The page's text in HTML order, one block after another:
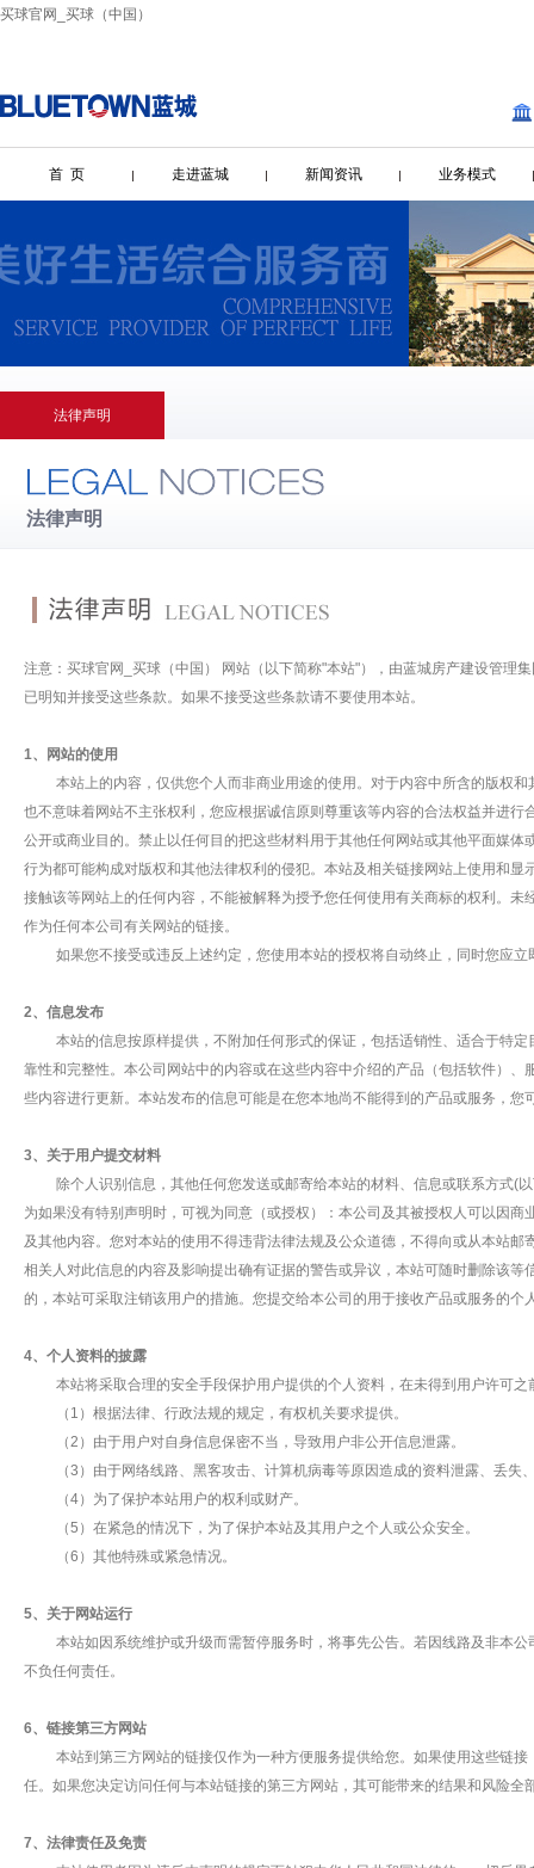
买球官网_买球（中国）
首 页 走进蓝城 新闻资讯 业务模式
法律声明
法律声明
注意：买球官网_买球（中国） 网站（以下简称"本站"），由蓝城房产建设管理
已明知并接受这些条款。如果不接受这些条款请不要使用本站。
1、网站的使用
本站上的内容，仅供您个人而非商业用途的使用。对于内容中所含的版权和
也不意味着网站不主张权利，您应根据诚信原则尊重该等内容的合法权益并进
公开或商业目的。禁止以任何目的把这些材料用于其他任何网站或其他平面媒
行为都可能构成对版权和其他法律权利的侵犯。本站及相关链接网站上使用和
接触该等网站上的任何内容，不能被解释为授予您任何使用有关商标的权利。
作为任何本公司有关网站的链接。
如果您不接受或违反上述约定，您使用本站的授权将自动终止，同时您应立
2、信息发布
本站的信息按原样提供，不附加任何形式的保证，包括适销性、适合于特定
靠性和完整性。本公司网站中的内容或在这些内容中介绍的产品（包括软件）
些内容进行更新。本站发布的信息可能是在您本地尚不能得到的产品或服务，您
3、关于用户提交材料
除个人识别信息，其他任何您发送或邮寄给本站的材料、信息或联系方式(以
为如果没有特别声明时，可视为同意（或授权）：本公司及其被授权人可以因
及其他内容。您对本站的使用不得违背法律法规及公众道德，不得向或从本站
相关人对此信息的内容及影响提出确有证据的警告或异议，本站可随时删除该
的，本站可采取注销该用户的措施。您提交给本公司的用于接收产品或服务的
4、个人资料的披露
本站将采取合理的安全手段保护用户提供的个人资料，在未得到用户许可之
（1）根据法律、行政法规的规定，有权机关要求提供。
（2）由于用户对自身信息保密不当，导致用户非公开信息泄露。
（3）由于网络线路、黑客攻击、计算机病毒等原因造成的资料泄露、丢失
（4）为了保护本站用户的权利或财产。
（5）在紧急的情况下，为了保护本站及其用户之个人或公众安全。
（6）其他特殊或紧急情况。
5、关于网站运行
本站如因系统维护或升级而需暂停服务时，将事先公告。若因线路及非本公
不负任何责任。
6、链接第三方网站
本站到第三方网站的链接仅作为一种方便服务提供给您。如果使用这些链接
任。如果您决定访问任何与本站链接的第三方网站，其可能带来的结果和风险全
7、法律责任及免责